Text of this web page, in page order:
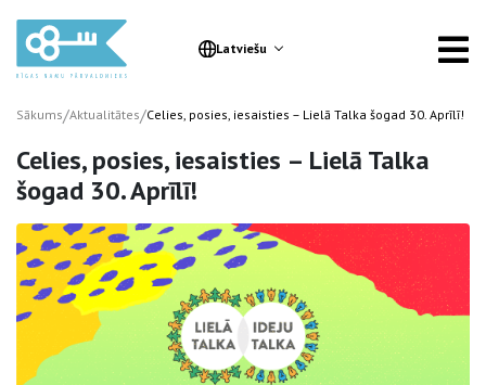
Latviešu
Sākums/Aktualitātes/Celies, posies, iesaisties – Lielā Talka šogad 30. Aprīlī!
Celies, posies, iesaisties – Lielā Talka
šogad 30. Aprīlī!